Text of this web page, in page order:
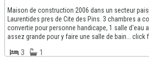
Maison de construction 2006 dans un secteur
Laurentides pres de Cite des Pins. 3 chambres a
convertie pour personne handicape, 1 salle d'eau
assez grande pour y faire une salle de bain... click
3 1